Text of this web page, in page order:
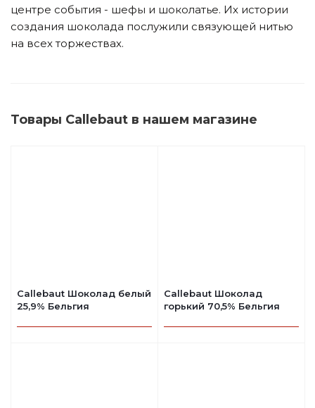
центре события - шефы и шоколатье. Их истории
создания шоколада послужили связующей нитью
на всех торжествах.
Товары Callebaut в нашем магазине
Callebaut Шоколад белый
25,9% Бельгия
Callebaut Шоколад
горький 70,5% Бельгия